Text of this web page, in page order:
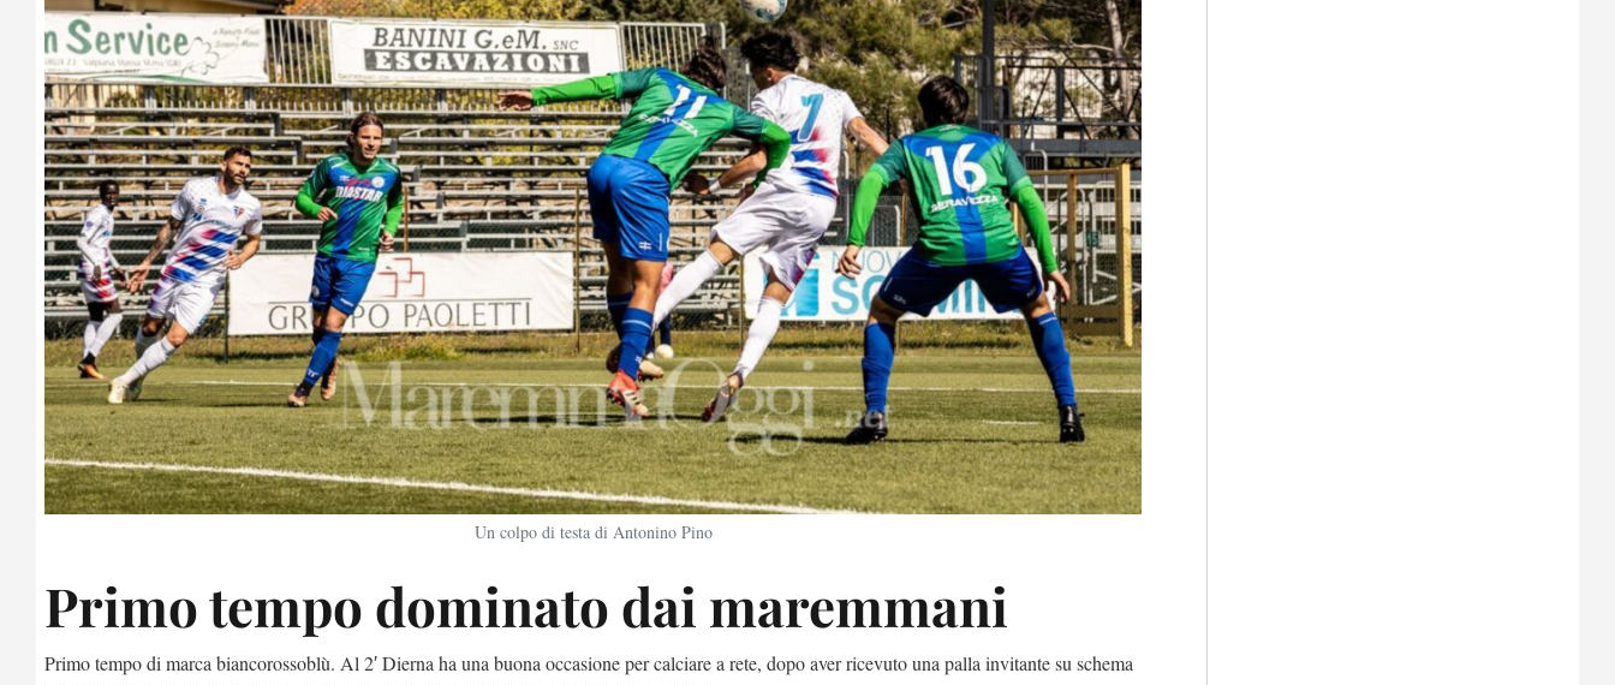
Un colpo di testa di Antonino Pino
Primo tempo dominato dai maremmani
Primo tempo di marca biancorossoblù. Al 2′ Dierna ha una buona occasione per calciare a rete, dopo aver ricevuto una palla invitante su schema